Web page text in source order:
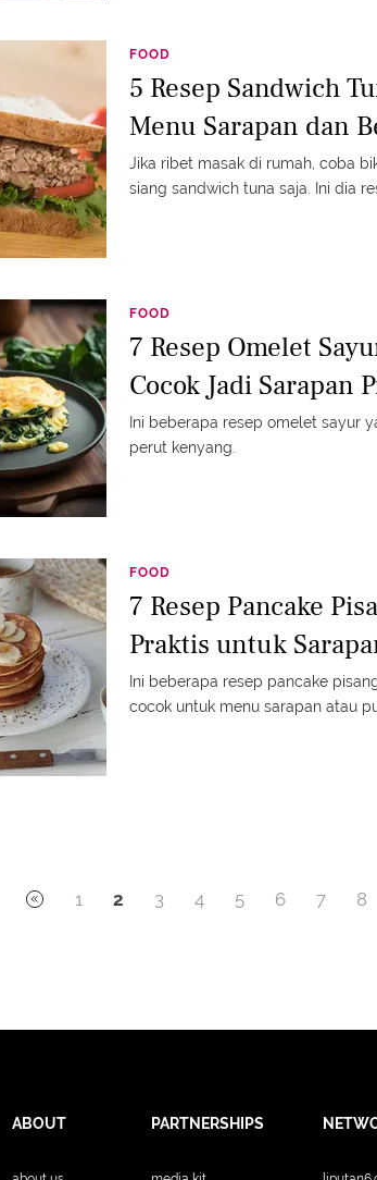
FOOD
5 Resep Sandwich
Menu Sarapan dan
Jika ribet masak di rumah, coba
siang sandwich tuna saja. Ini dia
FOOD
7 Resep Omelet
Cocok Jadi Sarapan
Ini beberapa resep omelet sayur
perut kenyang.
FOOD
7 Resep Pancake
Praktis untuk
Ini beberapa resep pancake
cocok untuk menu sarapan atau
1 2 3 4 5 6 7 8
ABOUT PARTNERSHIPS